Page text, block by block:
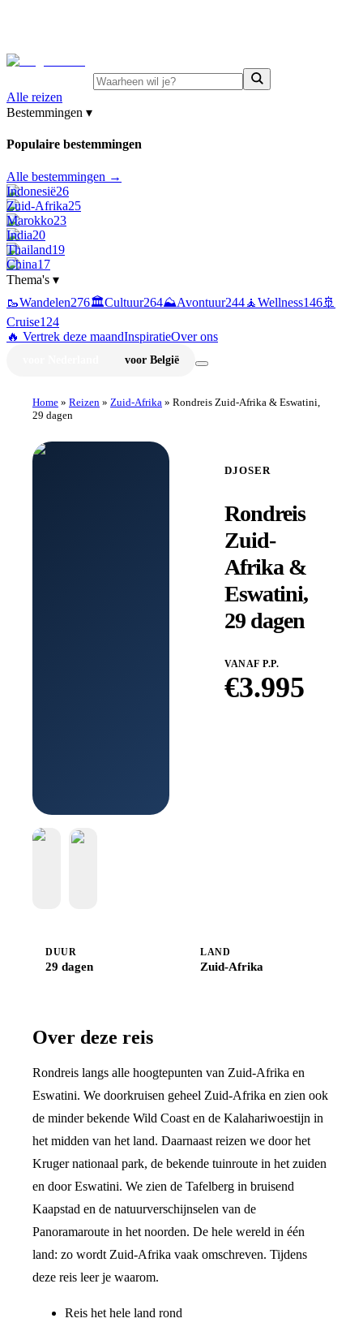
Alle reizen
Bestemmingen ▾
Populaire bestemmingen
Alle bestemmingen →
Indonesië26
Zuid-Afrika25
Marokko23
India20
Thailand19
China17
Thema's ▾
🥾Wandelen276🏛️Cultuur264⛰️Avontuur244🧘Wellness146🚢
Cruise124
🔥 Vertrek deze maandInspiratieOver ons
voor België
Home » Reizen » Zuid-Afrika » Rondreis Zuid-Afrika & Eswatini,
29 dagen
DJOSER
Rondreis
Zuid-
Afrika &
Eswatini,
29 dagen
VANAF P.P.
€3.995
DUUR
29 dagen
LAND
Zuid-Afrika
Over deze reis
Rondreis langs alle hoogtepunten van Zuid-Afrika en
Eswatini. We doorkruisen geheel Zuid-Afrika en zien ook
de minder bekende Wild Coast en de Kalahariwoestijn in
het midden van het land. Daarnaast reizen we door het
Kruger nationaal park, de bekende tuinroute in het zuiden
en door Eswatini. We zien de Tafelberg in bruisend
Kaapstad en de natuurverschijnselen van de
Panoramaroute in het noorden. De hele wereld in één
land: zo wordt Zuid-Afrika vaak omschreven. Tijdens
deze reis leer je waarom.
Reis het hele land rond